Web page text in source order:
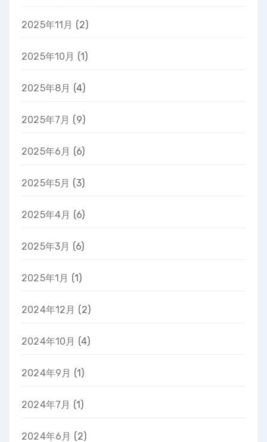
2025年11月 (2)
2025年10月 (1)
2025年8月 (4)
2025年7月 (9)
2025年6月 (6)
2025年5月 (3)
2025年4月 (6)
2025年3月 (6)
2025年1月 (1)
2024年12月 (2)
2024年10月 (4)
2024年9月 (1)
2024年7月 (1)
2024年6月 (2)